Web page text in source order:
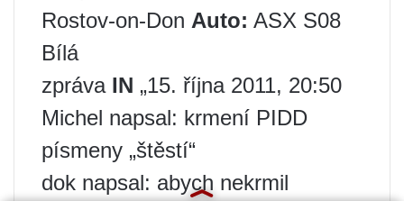
Rostov-on-Don Auto: ASX S08
Bílá
zpráva IN „15. října 2011, 20:50
Michel napsal: krmení PIDD
písmeny „štěstí“
dok napsal: abych nekrmil